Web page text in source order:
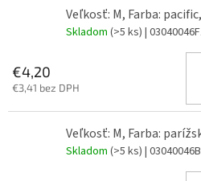
Veľkosť: M, Farba:
Skladom (>5 ks) |
€4,20
€3,41 bez DPH
Veľkosť: M, Farba:
Skladom (>5 ks) |